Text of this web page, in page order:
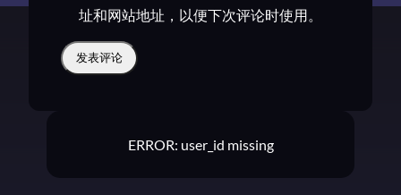
址和网站地址，以便下次评论时使用。
ERROR: user_id missing